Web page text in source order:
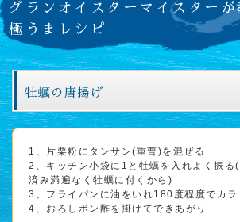
グランオイスターマイスター
極うまレシピ
牡蠣の唐揚げ
1、片栗粉にタンサン(重曹)を混ぜる
2、キッチン小袋に1と牡蠣を入れよく振る
済み満遍なく牡蠣に付くから)
3、フライパンに油をいれ180度程度でカラ
4、おろしポン酢を掛けてできあがり